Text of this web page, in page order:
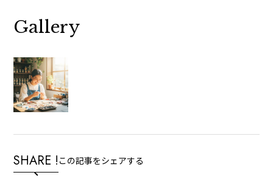
Gallery
SHARE ! この記事をシェアする